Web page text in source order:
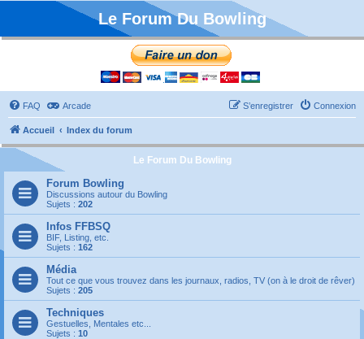
Le Forum Du Bowling
FAQ Arcade Connexion
S’enregistrer
Accueil Index du forum
Le Forum Du Bowling
Forum Bowling
Discussions autour du Bowling
Sujets : 202
Infos FFBSQ
BIF, Listing, etc.
Sujets : 162
Média
Tout ce que vous trouvez dans les journaux, radios, TV (on à le droit de rêver)
Sujets : 205
Techniques
Gestuelles, Mentales etc...
Sujets : 10